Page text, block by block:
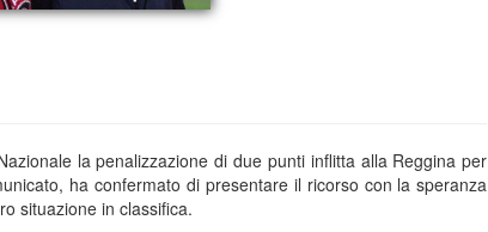
la penalizzazione di due punti inflitta alla Reggina per
ha confermato di presentare il ricorso con la speranza
situazione in classifica.